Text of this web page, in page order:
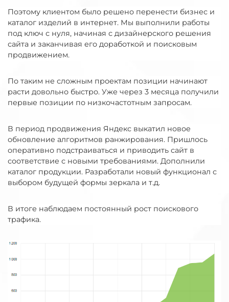
Поэтому клиентом было решено перенести бизнес и
каталог изделий в интернет. Мы выполнили работы
под ключ с нуля, начиная с дизайнерского решения
сайта и заканчивая его доработкой и поисковым
продвижением.
По таким не сложным проектам позиции начинают
расти довольно быстро. Уже через 3 месяца получили
первые позиции по низкочастотным запросам.
В период продвижения Яндекс выкатил новое
обновление алгоритмов ранжирования. Пришлось
оперативно подстраиваться и приводить сайт в
соответствие с новыми требованиями. Дополнили
каталог продукции. Разработали новый функционал с
выбором будущей формы зеркала и т.д.
В итоге наблюдаем постоянный рост поискового
трафика.